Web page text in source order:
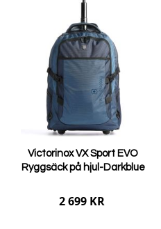
Victorinox VX Sport EVO
Ryggsäck på hjul-Darkblue
2 699 KR